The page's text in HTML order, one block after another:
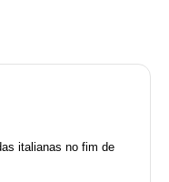
italianas no fim de